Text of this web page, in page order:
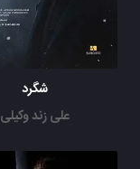
شگرد
علی زند وکیلی